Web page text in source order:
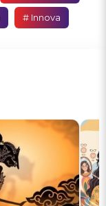
# Innova